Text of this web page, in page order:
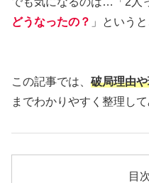
どうなったの？ 」というと
この記事では、 破局理由
までわかりやすく整理して
目